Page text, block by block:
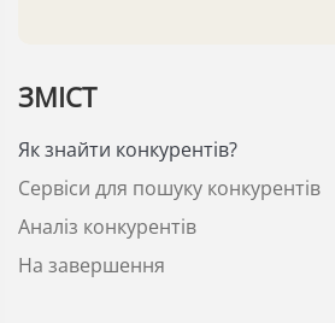
ЗМІСТ
Як знайти конкурентів?
Сервіси для пошуку конкурентів
Аналіз конкурентів
На завершення